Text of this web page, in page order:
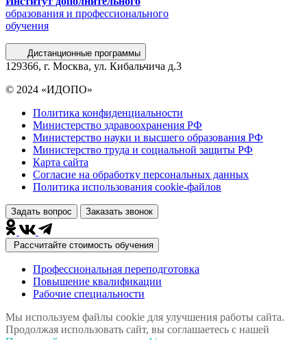
образования и профессионального
обучения
Дистанционные программы
129366, г. Москва, ул. Кибальчича д.3
© 2024 «ИДОПО»
Политика конфиденциальности
Министерство здравоохранения РФ
Министерство науки и высшего образования РФ
Министерство труда и социальной защиты РФ
Карта сайта
Согласие на обработку персональных данных
Политика использования сookie-файлов
Задать вопрос Заказать звонок
Рассчитайте стоимость обучения
Профессиональная переподготовка
Повышение квалификации
Рабочие специальности
Мы используем файлы cookie для улучшения работы сайта.
Продолжая использовать сайт, вы соглашаетесь с нашей